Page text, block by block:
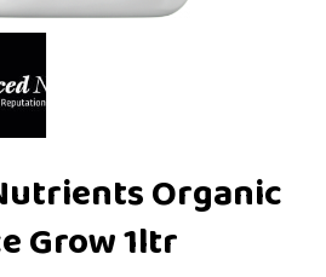
Organic
Grow 1ltr